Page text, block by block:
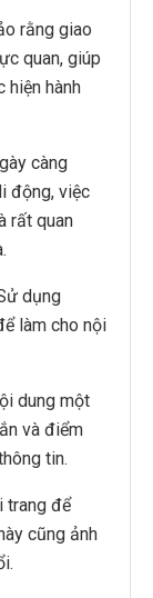
rằng giao
quan, giúp
hiện hành
càng
động, việc
rất quan
dụng
làm cho nội
dung một
và điểm
tin.
trang để
cũng ảnh